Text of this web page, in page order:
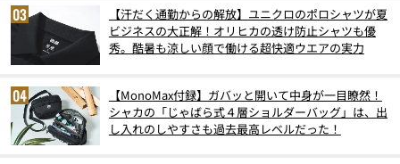
【汗だく通勤からの解放】ユニクロのポロシャツが夏
ビジネスの大正解！オリヒカの透け防止シャツも優
秀。酷暑も涼しい顔で働ける超快適ウエアの実力
【MonoMax付録】ガバッと開いて中身が一目瞭然！
シャカの「じゃばら式４層ショルダーバッグ」は、出
し入れのしやすさも過去最高レベルだった！